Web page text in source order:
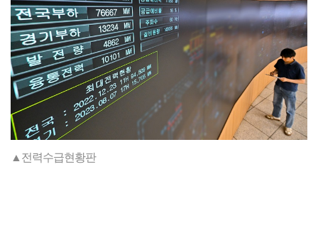
▲전력수급현황판